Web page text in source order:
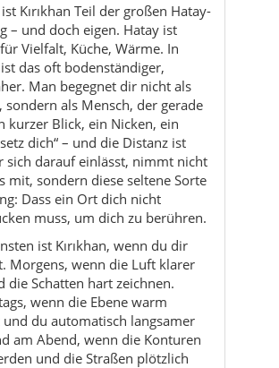
sondern als Mensch, der gerade
kurzer Blick, ein Nicken, ein
dich“ – und die Distanz ist
sich darauf einlässt, nimmt nicht
mit, sondern diese seltene Sorte
Dass ein Ort dich nicht
muss, um dich zu berühren.
ist Kırıkhan, wenn du dir
Morgens, wenn die Luft klarer
die Schatten hart zeichnen.
wenn die Ebene warm
du automatisch langsamer
am Abend, wenn die Konturen
und die Straßen plötzlich
Hause“ aussehen – selbst wenn
der Durchreise bist. Kırıkhan ist
für Menschen, die Ruhe
verwechseln,
Luxus erkennen.